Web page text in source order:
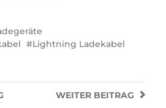
Lightning Ladekabel
WEITER BEITRAG